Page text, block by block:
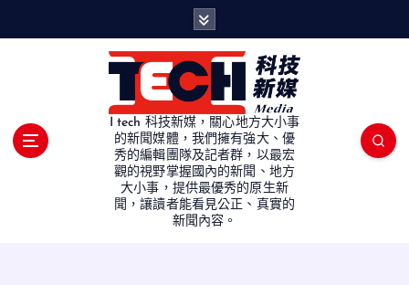
I tech 科技新媒，關心地方大小事
的新聞媒體，我們擁有強大、優
秀的編輯團隊及記者群，以最宏
觀的視野掌握國內的新聞、地方
大小事，提供最優秀的原生新
聞，讓讀者能看見公正、真實的
新聞內容。